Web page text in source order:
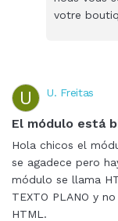
votre
U U. Freitas
El módulo está
Hola chicos el
se agadece pero
módulo se llama
TEXTO PLANO y
HTML.